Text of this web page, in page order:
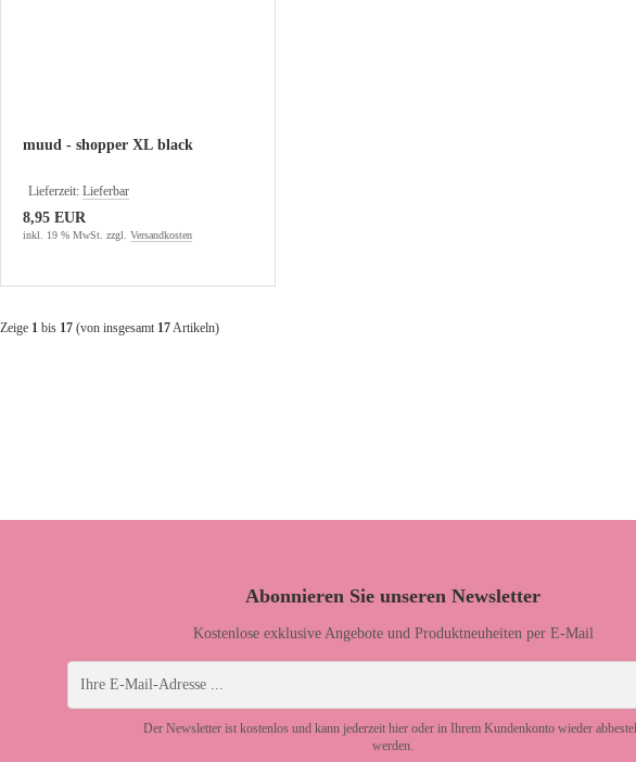
muud - shopper XL black
Lieferzeit: Lieferbar
8,95 EUR
inkl. 19 % MwSt. zzgl. Versandkosten
Zeige 1 bis 17 (von insgesamt 17 Artikeln)
Abonnieren Sie unseren Newsletter
Kostenlose exklusive Angebote und Produktneuheiten per E-Mail
Der Newsletter ist kostenlos und kann jederzeit hier oder in Ihrem Kundenkonto wieder
werden.